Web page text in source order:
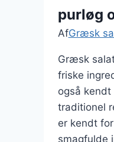
purløg
AfGræsk
Græsk
friske
også kendt
traditionel
er kendt
smagfulde